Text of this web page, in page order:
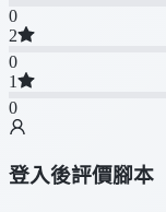
0
2
0
1
0
登入後評價腳本